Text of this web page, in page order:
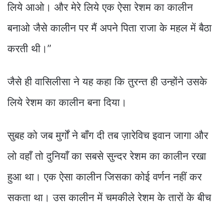
लिये आओ। और मेरे लिये एक ऐसा रेशम का कालीन
बनाओ जैसे कालीन पर मैं अपने पिता राजा के महल में बैठा
करती थी।”
जैसे ही वासिलीसा ने यह कहा कि तुरन्त ही उन्होंने उसके
लिये रेशम का कालीन बना दिया।
सुबह को जब मुर्गों ने बाँग दी तब ज़ारेविच इवान जागा और
लो वहाँ तो दुनियाँ का सबसे सुन्दर रेशम का कालीन रखा
हुआ था। एक ऐसा कालीन जिसका कोई वर्णन नहीं कर
सकता था। उस कालीन में चमकीले रेशम के तारों के बीच